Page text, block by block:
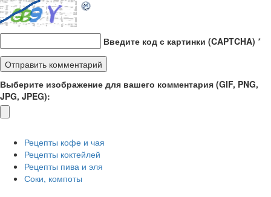
Введите код с картинки (CAPTCHA) *
Выберите изображение для вашего комментария (GIF, PNG,
JPG, JPEG):
Рецепты кофе и чая
Рецепты коктейлей
Рецепты пива и эля
Соки, компоты